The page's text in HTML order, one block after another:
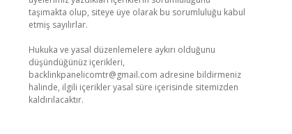
taşımakta olup, siteye üye olarak bu sorumluluğu kabul
etmiş sayılırlar.
Hukuka ve yasal düzenlemelere aykırı olduğunu
düşündüğünüz içerikleri,
backlinkpanelicomtr@gmail.com adresine bildirmeniz
halinde, ilgili içerikler yasal süre içerisinde sitemizden
kaldırılacaktır.